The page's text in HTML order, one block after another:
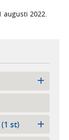
augusti 2022.
st)